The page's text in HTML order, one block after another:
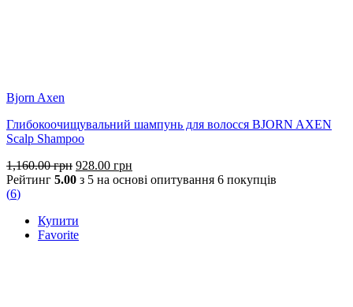
Bjorn Axen
Глибокоочищувальний шампунь для волосся BJORN AXEN
Scalp Shampoo
1,160.00грн Оригінальна
ціна:
928.00 грн
ціна:
Рейтинг 5.00 з 5 на основі опитування 6 покупців
(6)
Купити
Favorite